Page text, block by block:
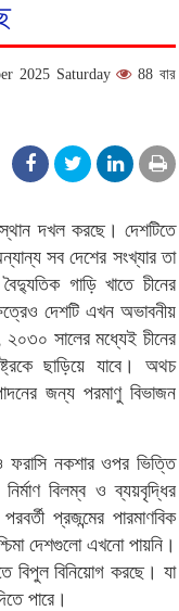
2025 Saturday
88 বার
স্থান দখল করছে। দেশটিতে
সব দেশের সংখ্যার তা
গাড়ি খাতে চীনের
দেশটি এখন অভাবনীয়
সালের মধ্যেই চীনের
ছাড়িয়ে যাবে। অথচ
জন্য পরমাণু বিভাজন
ও ফরাসি নকশার ওপর ভিত্তি
বিলম্ব ও ব্যয়বৃদ্ধির
প্রজন্মের পারমাণবিক
দেশগুলো এখনো পায়নি।
বিপুল বিনিয়োগ করছে। যা
পারে।